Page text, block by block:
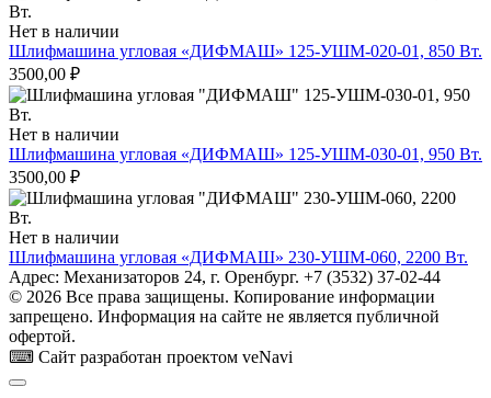
Нет в наличии
Шлифмашина угловая «ДИФМАШ» 125-УШМ-020-01, 850 Вт.
3500,00 ₽
Нет в наличии
Шлифмашина угловая «ДИФМАШ» 125-УШМ-030-01, 950 Вт.
3500,00 ₽
Нет в наличии
Шлифмашина угловая «ДИФМАШ» 230-УШМ-060, 2200 Вт.
Адрес: Механизаторов 24, г. Оренбург. +7 (3532) 37-02-44
© 2026 Все права защищены. Копирование информации
запрещено. Информация на сайте не является публичной
офертой.
⌨ Сайт разработан проектом veNavi